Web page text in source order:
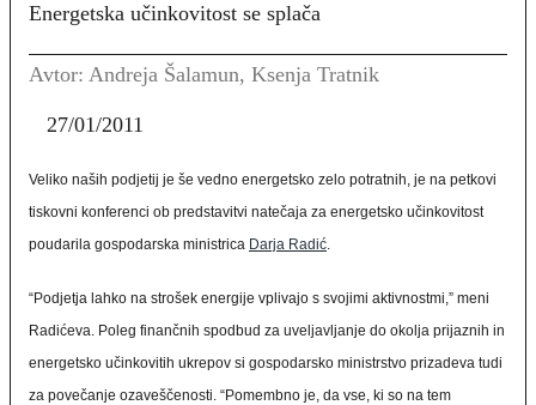
Energetska učinkovitost se splača
Avtor: Andreja Šalamun, Ksenja Tratnik
27/01/2011
Veliko naših podjetij je še vedno energetsko zelo potratnih, je na petkovi
tiskovni konferenci ob predstavitvi natečaja za energetsko učinkovitost
poudarila gospodarska ministrica Darja Radić.
“Podjetja lahko na strošek energije vplivajo s svojimi aktivnostmi,” meni
Radićeva. Poleg finančnih spodbud za uveljavljanje do okolja prijaznih in
energetsko učinkovitih ukrepov si gospodarsko ministrstvo prizadeva tudi
za povečanje ozaveščenosti. “Pomembno je, da vse, ki so na tem